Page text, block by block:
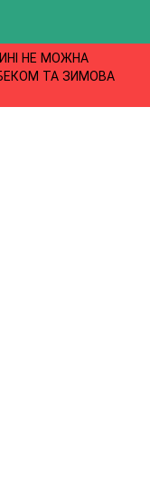
НЕ МОЖНА
ТА ЗИМОВА